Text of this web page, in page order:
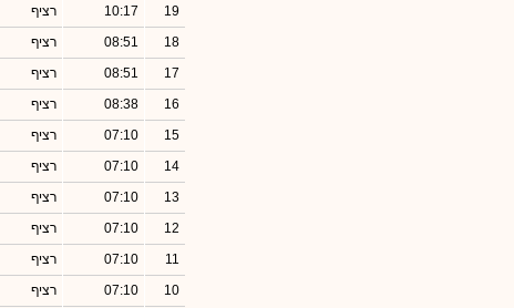
19
10:17 רציף
18
08:51 רציף
17
08:51 רציף
16
08:38 רציף
15
07:10 רציף
14
07:10 רציף
13
07:10 רציף
12
07:10 רציף
11
07:10 רציף
10
07:10 רציף